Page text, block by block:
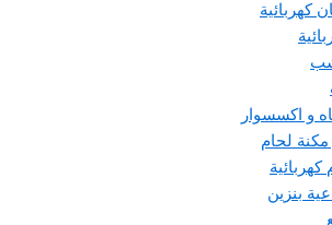
كهربائية
و اكسسوار
لحام
بنزين